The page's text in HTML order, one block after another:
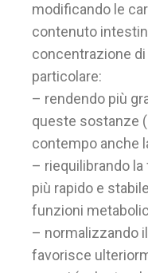
modificando le
contenuto
concentrazione
particolare:
– rendendo più
queste sostanze
contempo anche
– riequilibrando
più rapido e
funzioni
– normalizzando
favorisce